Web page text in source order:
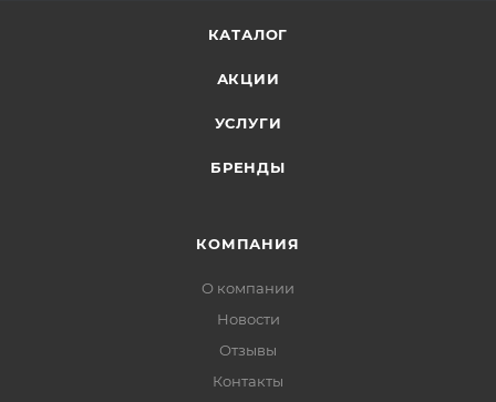
КАТАЛОГ
АКЦИИ
УСЛУГИ
БРЕНДЫ
КОМПАНИЯ
О компании
Новости
Отзывы
Контакты